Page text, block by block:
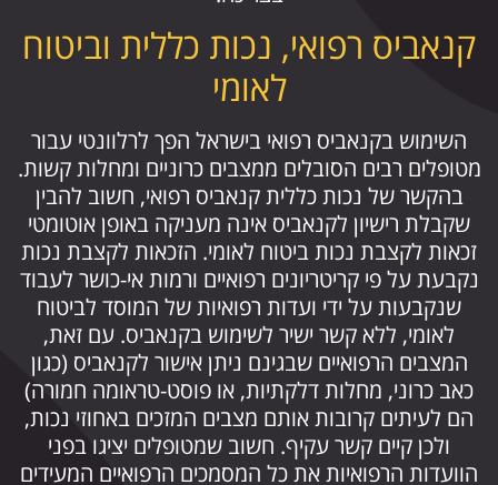
קנאביס רפואי, נכות כללית וביטוח
לאומי
השימוש בקנאביס רפואי בישראל הפך לרלוונטי עבור
מטופלים רבים הסובלים ממצבים כרוניים ומחלות קשות.
בהקשר של נכות כללית קנאביס רפואי, חשוב להבין
שקבלת רישיון לקנאביס אינה מעניקה באופן אוטומטי
זכאות לקצבת נכות ביטוח לאומי. הזכאות לקצבת נכות
נקבעת על פי קריטריונים רפואיים ורמות אי-כושר לעבוד
שנקבעות על ידי ועדות רפואיות של המוסד לביטוח
לאומי, ללא קשר ישיר לשימוש בקנאביס. עם זאת,
המצבים הרפואיים שבגינם ניתן אישור לקנאביס (כגון
כאב כרוני, מחלות דלקתיות, או פוסט-טראומה חמורה)
הם לעיתים קרובות אותם מצבים המזכים באחוזי נכות,
ולכן קיים קשר עקיף. חשוב שמטופלים יציגו בפני
הוועדות הרפואיות את כל המסמכים הרפואיים המעידים